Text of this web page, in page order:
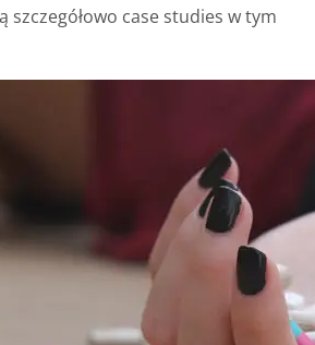
szczegółowo case studies w tym